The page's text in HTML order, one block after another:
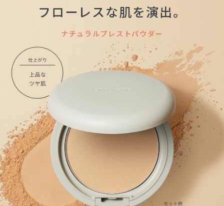
フローレスな肌を演出。
ナチュラルプレストパウダー